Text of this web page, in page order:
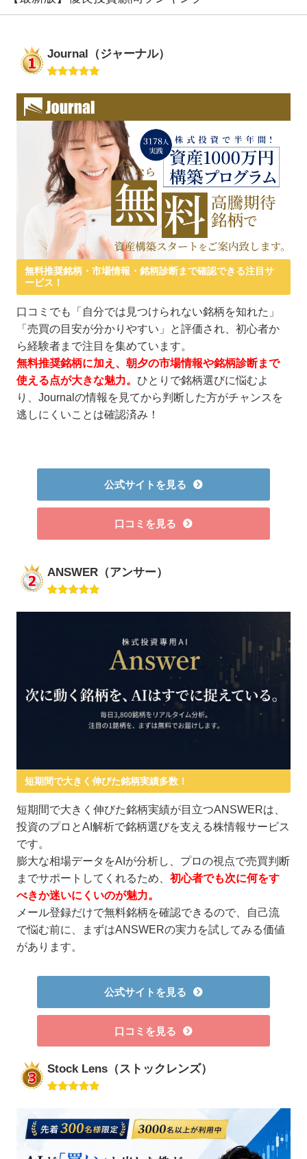
Journal（ジャーナル）
無料推奨銘柄・市場情報・銘柄診断まで確認できる注目サ
ービス！
口コミでも「自分では見つけられない銘柄を知れた」
「売買の目安が分かりやすい」と評価され、初心者か
ら経験者まで注目を集めています。
無料推奨銘柄に加え、朝夕の市場情報や銘柄診断まで
使える点が大きな魅力。 ひとりで銘柄選びに悩むよ
り、Journalの情報を見てから判断した方がチャンスを
逃しにくいことは確認済み！
公式サイトを見る
口コミを見る
ANSWER（アンサー）
短期間で大きく伸びた銘柄実績多数！
短期間で大きく伸びた銘柄実績が目立つANSWERは、
投資のプロとAI解析で銘柄選びを支える株情報サービス
です。
膨大な相場データをAIが分析し、プロの視点で売買判断
までサポートしてくれるため、初心者でも次に何をす
べきか迷いにくいのが魅力。
メール登録だけで無料銘柄を確認できるので、自己流
で悩む前に、まずはANSWERの実力を試してみる価値
があります。
公式サイトを見る
口コミを見る
Stock Lens（ストックレンズ）